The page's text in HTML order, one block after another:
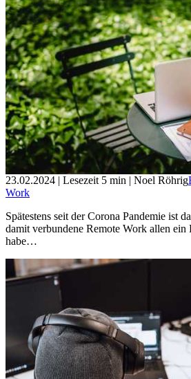
23.02.2024 | Lesezeit 5 min | Noel Röhrig
Work
Spätestens seit der Corona Pandemie ist
damit verbundene Remote Work allen
habe…